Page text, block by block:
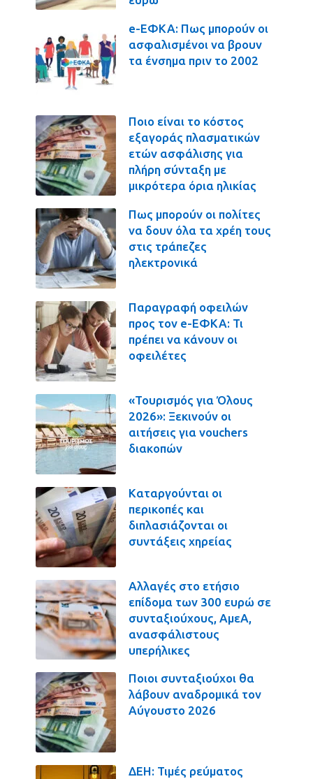
e-ΕΦΚΑ: Πως μπορούν οι
ασφαλισμένοι να βρουν
τα ένσημα πριν το 2002
Ποιο είναι το κόστος
εξαγοράς πλασματικών
ετών ασφάλισης για
πλήρη σύνταξη με
μικρότερα όρια ηλικίας
Πως μπορούν οι πολίτες
να δουν όλα τα χρέη τους
στις τράπεζες
ηλεκτρονικά
Παραγραφή οφειλών
προς τον e-ΕΦΚΑ: Τι
πρέπει να κάνουν οι
οφειλέτες
«Τουρισμός για Όλους
2026»: Ξεκινούν οι
αιτήσεις για vouchers
διακοπών
Καταργούνται οι
περικοπές και
διπλασιάζονται οι
συντάξεις χηρείας
Αλλαγές στο ετήσιο
επίδομα των 300 ευρώ σε
συνταξιούχους, ΑμεΑ,
ανασφάλιστους
υπερήλικες
Ποιοι συνταξιούχοι θα
λάβουν αναδρομικά τον
Αύγουστο 2026
ΔΕΗ: Τιμές ρεύματος